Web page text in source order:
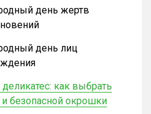
день жертв
день лиц
как выбрать
безопасной окрошки